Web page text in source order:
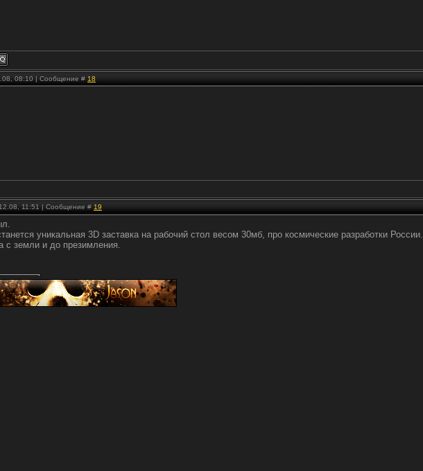
08:10 | Сообщение # 18
11:51 | Сообщение # 19
уникальная 3D заставка на рабочий стол весом 30мб, про космические разработки России.
с земли и до презимления.